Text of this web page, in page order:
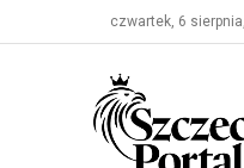
czwartek, 6